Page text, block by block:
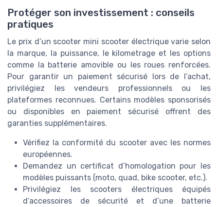
Protéger son investissement : conseils
pratiques
Le prix d’un scooter mini scooter électrique varie selon
la marque, la puissance, le kilometrage et les options
comme la batterie amovible ou les roues renforcées.
Pour garantir un paiement sécurisé lors de l’achat,
privilégiez les vendeurs professionnels ou les
plateformes reconnues. Certains modèles sponsorisés
ou disponibles en paiement sécurisé offrent des
garanties supplémentaires.
Vérifiez la conformité du scooter avec les normes
européennes.
Demandez un certificat d’homologation pour les
modèles puissants (moto, quad, bike scooter, etc.).
Privilégiez les scooters électriques équipés
d’accessoires de sécurité et d’une batterie